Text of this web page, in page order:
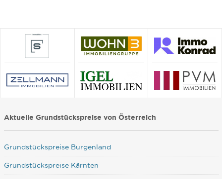
Aktuelle Grundstückspreise von Österreich
Grundstückspreise Burgenland
Grundstückspreise Kärnten